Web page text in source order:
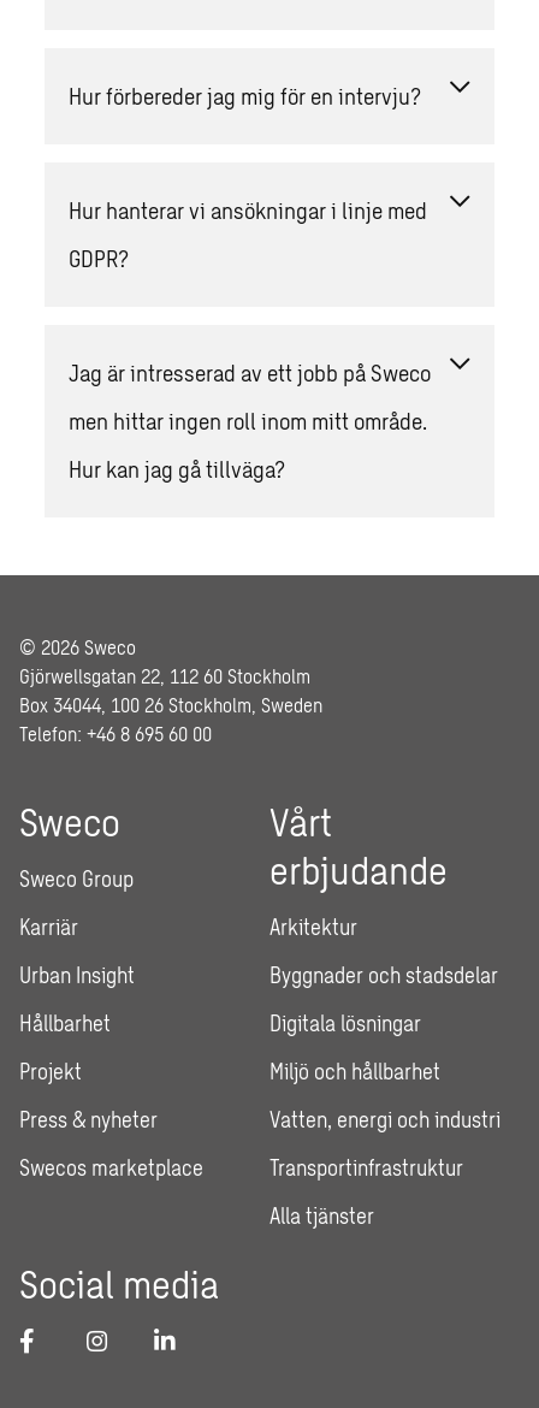
Hur förbereder jag mig för en intervju?
Hur hanterar vi ansökningar i linje med
GDPR?
Jag är intresserad av ett jobb på Sweco
men hittar ingen roll inom mitt område.
Hur kan jag gå tillväga?
© 2026 Sweco
Gjörwellsgatan 22, 112 60 Stockholm
Box 34044, 100 26 Stockholm, Sweden
Telefon: +46 8 695 60 00
Sweco
Sweco Group
Karriär
Urban Insight
Hållbarhet
Projekt
Press & nyheter
Swecos marketplace
Vårt
erbjudande
Arkitektur
Byggnader och stadsdelar
Digitala lösningar
Miljö och hållbarhet
Vatten, energi och industri
Transportinfrastruktur
Alla tjänster
Social media